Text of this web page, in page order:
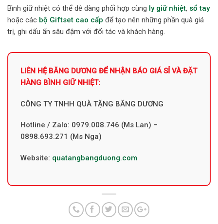
Bình giữ nhiệt có thể dễ dàng phối hợp cùng ly giữ nhiệt, sổ tay
hoặc các bộ Giftset cao cấp để tạo nên những phần quà giá
trị, ghi dấu ấn sâu đậm với đối tác và khách hàng.
LIÊN HỆ BĂNG DƯƠNG ĐỂ NHẬN BÁO GIÁ SỈ VÀ ĐẶT
HÀNG BÌNH GIỮ NHIỆT:
CÔNG TY TNHH QUÀ TẶNG BĂNG DƯƠNG
Hotline / Zalo: 0979.008.746 (Ms Lan) –
0898.693.271 (Ms Nga)
Website: quatangbangduong.com